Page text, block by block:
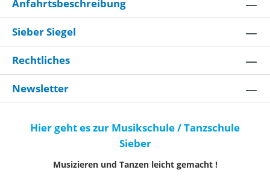
"D" Scale Length: 25.5" (648 mm)
Fingerboard Material: Rosewood
Fingerboard Radius: 10" to 14"
Compound Radius (254 mm to 355.6
mm) Number of Frets: 22 Fret Size:
Jumbo medium Nut Material: Knochen
Nut Width: 1.685" (42.8 mm) Position
Bi-Flex Truss Rod-System Electronics
Bridge Pickup: Ultra Noiseless Vintage
Strat® Middle Pickup: Ultra Noiseless
Vintage Strat® Neck Pickup: Ultra
2.449,00 € *
Anfahrtsbeschreibung
Sieber Siegel
Rechtliches
Newsletter
Hier geht es zur Musikschule / Tanzschule
Sieber
Musizieren und Tanzen leicht gemacht !